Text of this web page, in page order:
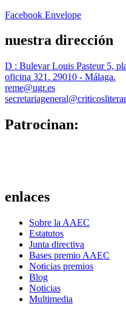
Facebook Envelope
nuestra dirección
D : Bulevar Louis Pasteur 5,
oficina 321. 29010 - Málaga.
reme@ugr.es
Patrocinan:
enlaces
Sobre la AAEC
Estatutos
Junta directiva
Bases premio AAEC
Noticias premios
Blog
Noticias
Multimedia